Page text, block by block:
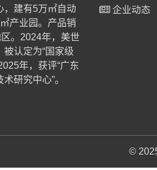
，建有5万㎡自动
产业园。产品销
。2024年，美世
认定为“国家级
年，获评“广东
研究中心”。
企业动态
©